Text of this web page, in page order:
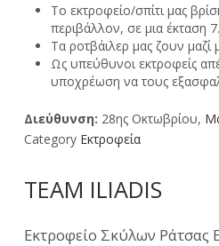
Το εκτροφείο/σπίτι μας
περιβάλλον, σε μια έκταση
Τα ροτβάιλερ μας ζουν μαζί
Ως υπεύθυνοι εκτροφείς
υποχρέωση να τους
Διεύθυνση: 28ης Οκτωβρίου,
Category Εκτροφεία
TEAM ILIADIS
Εκτροφείο Σκύλων Ράτσας